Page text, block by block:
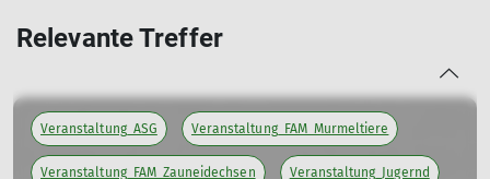
Relevante Treffer
Veranstaltung_ASG Veranstaltung_FAM_Murmeltiere
Veranstaltung_FAM_Zauneidechsen Veranstaltung_Jugernd